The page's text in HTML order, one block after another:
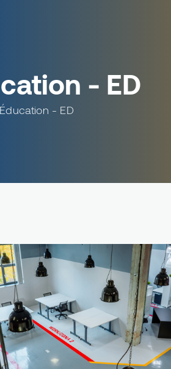
- ED
Éducation - ED